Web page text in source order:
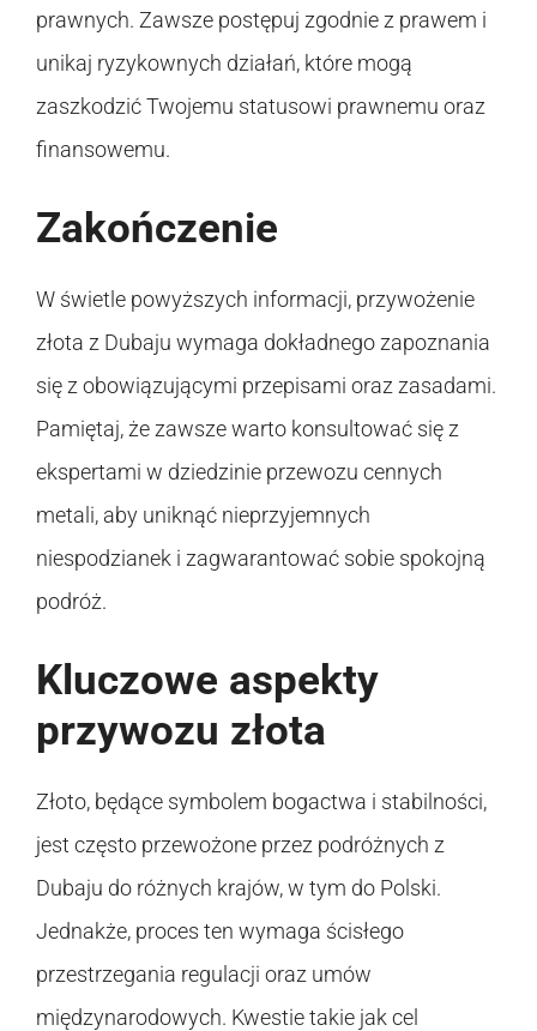
prawnych. Zawsze postępuj zgodnie z prawem i
unikaj ryzykownych działań, które mogą
zaszkodzić Twojemu statusowi prawnemu oraz
finansowemu.
Zakończenie
W świetle powyższych informacji, przywożenie
złota z Dubaju wymaga dokładnego zapoznania
się z obowiązującymi przepisami oraz zasadami.
Pamiętaj, że zawsze warto konsultować się z
ekspertami w dziedzinie przewozu cennych
metali, aby uniknąć nieprzyjemnych
niespodzianek i zagwarantować sobie spokojną
podróż.
Kluczowe aspekty
przywozu złota
Złoto, będące symbolem bogactwa i stabilności,
jest często przewożone przez podróżnych z
Dubaju do różnych krajów, w tym do Polski.
Jednakże, proces ten wymaga ścisłego
przestrzegania regulacji oraz umów
międzynarodowych. Kwestie takie jak cel